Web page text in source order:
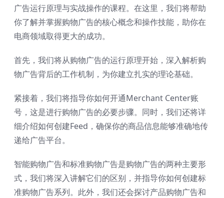
广告运行原理与实战操作的课程。在这里，我们将帮助
你了解并掌握购物广告的核心概念和操作技能，助你在
电商领域取得更大的成功。
首先，我们将从购物广告的运行原理开始，深入解析购
物广告背后的工作机制，为你建立扎实的理论基础。
紧接着，我们将指导你如何开通Merchant Center账
号，这是进行购物广告的必要步骤。同时，我们还将详
细介绍如何创建Feed，确保你的商品信息能够准确地传
递给广告平台。
智能购物广告和标准购物广告是购物广告的两种主要形
式，我们将深入讲解它们的区别，并指导你如何创建标
准购物广告系列。此外，我们还会探讨产品购物广告和